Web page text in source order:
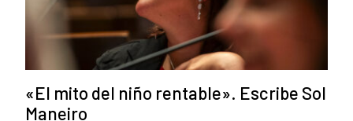
«El mito del niño rentable». Escribe Sol
Maneiro